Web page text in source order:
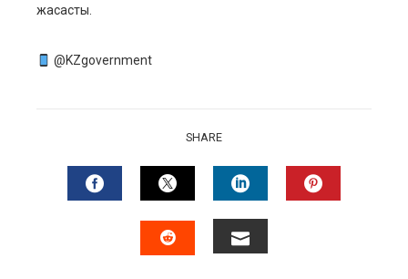
жасасты.
@KZgovernment
SHARE
FACEBOOKTWITTERLINKEDIN